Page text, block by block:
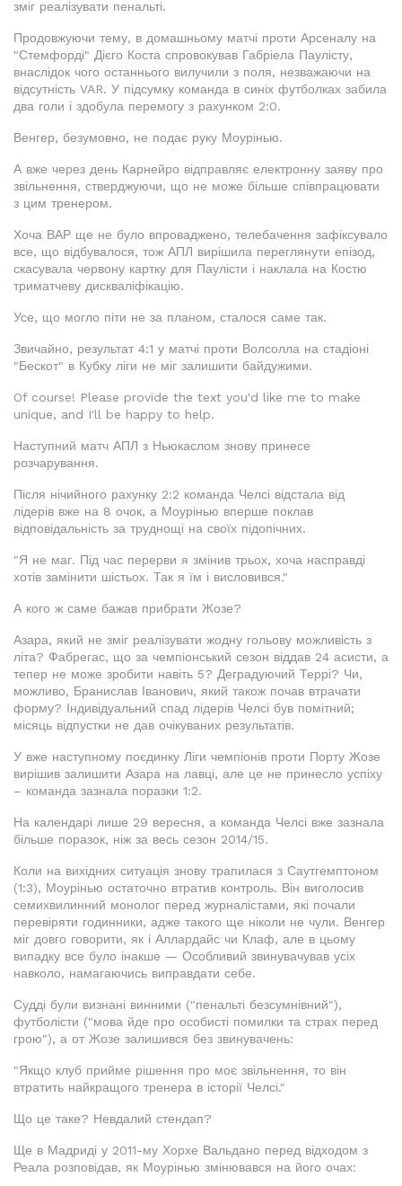
зміг реалізувати пенальті.
Продовжуючи тему, в домашньому матчі проти Арсеналу на
"Стемфорді" Дієго Коста спровокував Габріела Паулісту,
внаслідок чого останнього вилучили з поля, незважаючи на
відсутність VAR. У підсумку команда в синіх футболках забила
два голи і здобула перемогу з рахунком 2:0.
Венгер, безумовно, не подає руку Моурінью.
А вже через день Карнейро відправляє електронну заяву про
звільнення, стверджуючи, що не може більше співпрацювати
з цим тренером.
Хоча ВАР ще не було впроваджено, телебачення зафіксувало
все, що відбувалося, тож АПЛ вирішила переглянути епізод,
скасувала червону картку для Паулісти і наклала на Костю
триматчеву дискваліфікацію.
Усе, що могло піти не за планом, сталося саме так.
Звичайно, результат 4:1 у матчі проти Волсолла на стадіоні
"Бескот" в Кубку ліги не міг залишити байдужими.
Of course! Please provide the text you'd like me to make
unique, and I'll be happy to help.
Наступний матч АПЛ з Ньюкаслом знову принесе
розчарування.
Після нічийного рахунку 2:2 команда Челсі відстала від
лідерів вже на 8 очок, а Моурінью вперше поклав
відповідальність за труднощі на своїх підопічних.
"Я не маг. Під час перерви я змінив трьох, хоча насправді
хотів замінити шістьох. Так я їм і висловився."
А кого ж саме бажав прибрати Жозе?
Азара, який не зміг реалізувати жодну гольову можливість з
літа? Фабрегас, що за чемпіонський сезон віддав 24 асисти, а
тепер не може зробити навіть 5? Деградуючий Террі? Чи,
можливо, Бранислав Іванович, який також почав втрачати
форму? Індивідуальний спад лідерів Челсі був помітний;
місяць відпустки не дав очікуваних результатів.
У вже наступному поєдинку Ліги чемпіонів проти Порту Жозе
вирішив залишити Азара на лавці, але це не принесло успіху
– команда зазнала поразки 1:2.
На календарі лише 29 вересня, а команда Челсі вже зазнала
більше поразок, ніж за весь сезон 2014/15.
Коли на вихідних ситуація знову трапилася з Саутгемптоном
(1:3), Моурінью остаточно втратив контроль. Він виголосив
семихвилинний монолог перед журналістами, які почали
перевіряти годинники, адже такого ще ніколи не чули. Венгер
міг довго говорити, як і Аллардайс чи Клаф, але в цьому
випадку все було інакше — Особливий звинувачував усіх
навколо, намагаючись виправдати себе.
Судді були визнані винними ("пенальті безсумнівний"),
футболісти ("мова йде про особисті помилки та страх перед
грою"), а от Жозе залишився без звинувачень:
"Якщо клуб прийме рішення про моє звільнення, то він
втратить найкращого тренера в історії Челсі."
Що це таке? Невдалий стендап?
Ще в Мадриді у 2011-му Хорхе Вальдано перед відходом з
Реала розповідав, як Моурінью змінювався на його очах: